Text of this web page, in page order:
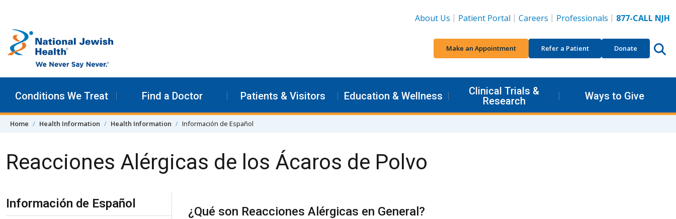
About Us
Patient Portal Careers Professionals 877-CALL NJH
Make an Appointment Refer a Patient Donate
Conditions We Treat Find a Doctor Patients & Visitors Education & Wellness
Clinical Trials &
Research
Ways to Give
Home Health Information Health Information Información de Español
Reacciones Alérgicas de los Ácaros de Polvo
¿Qué son Reacciones Alérgicas en General?
Skip Navigation
Información de Español